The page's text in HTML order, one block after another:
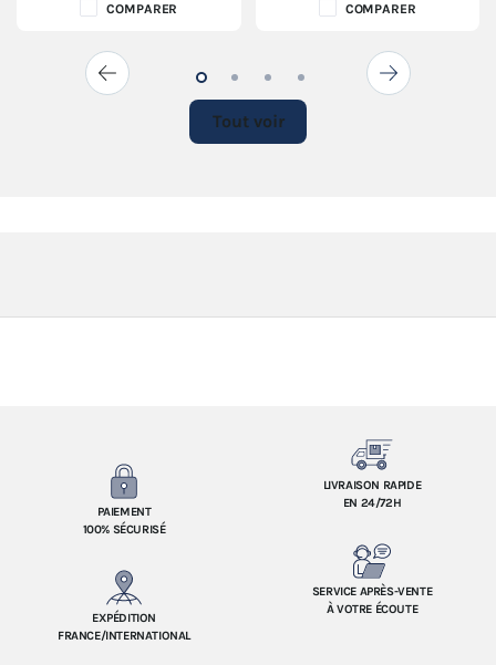
COMPARER COMPARER
Tout voir
PAIEMENT
100% SÉCURISÉ
LIVRAISON RAPIDE
EN 24/72H
EXPÉDITION
FRANCE/INTERNATIONAL
SERVICE APRÈS-VENTE
À VOTRE ÉCOUTE